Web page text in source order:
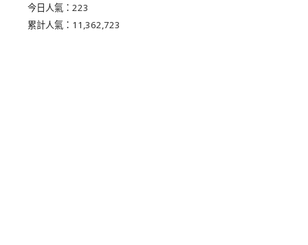
今日人氣： 223
累計人氣： 11,362,723